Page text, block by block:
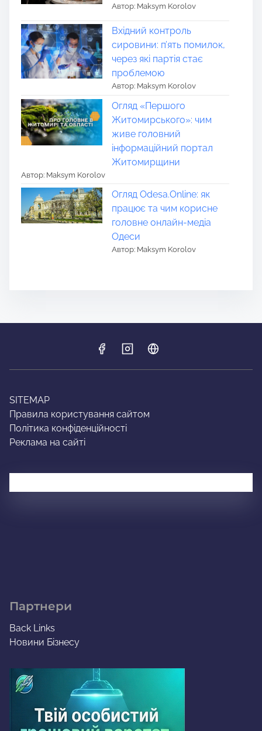
Автор: Maksym Korolov
Вхідний контроль
сировини: п’ять помилок,
через які партія стає
проблемою
Автор: Maksym Korolov
Огляд «Першого
Житомирського»: чим
живе головний
інформаційний портал
Житомирщини
Автор: Maksym Korolov
Огляд Odesa.Online: як
працює та чим корисне
головне онлайн-медіа
Одеси
Автор: Maksym Korolov
SITEMAP
Правила користування сайтом
Політика конфіденційності
Реклама на сайті
Партнери
Back Links
Новини Бізнесу